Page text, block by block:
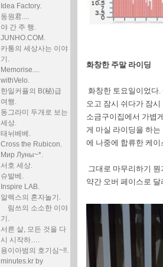
Idea Factory.
동원君....
야 간 주 행.
JUNHO.COM.
카통의 세상사는 이야
기.
Memorise....
withVelo.
한일커플의 B(秘)급
여행.
동그라미 두개로 보는
세상.
태뉘베베.
Cross the Rubicon.
Мир Луны~*.
서호 세상.
슈발베.
Inspire LAB.
알렉스의 혼자놀기.
림쓰의 소소한 이야
기.
서른 살, 모든 것을 다
시 시작하….
용이아범의 호기심~!!.
minutes.kr by
화창한 주말 라이딩
화창한 토요일이었다
오고 잠시 쉬다가 잠
소금구이집에서 가볍
게 마실 라이딩을 하
에 나중에 합류한 케이
그대로 마무리하기
약간 오버 페이스로 달